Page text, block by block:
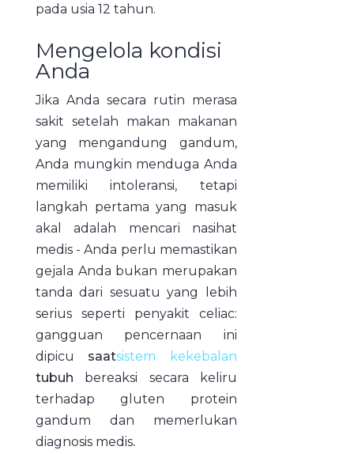
pada usia 12 tahun.
Mengelola kondisi
Anda
Jika Anda secara rutin merasa
sakit setelah makan makanan
yang mengandung gandum,
Anda mungkin menduga Anda
memiliki intoleransi, tetapi
langkah pertama yang masuk
akal adalah mencari nasihat
medis - Anda perlu memastikan
gejala Anda bukan merupakan
tanda dari sesuatu yang lebih
serius seperti penyakit celiac:
gangguan pencernaan ini
dipicu saatsistem kekebalan
tubuh bereaksi secara keliru
terhadap gluten protein
gandum dan memerlukan
diagnosis medis.